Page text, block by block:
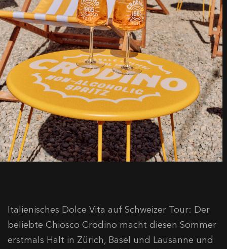
Italienisches Dolce Vita auf Schweizer Tour: Der
beliebte Chiosco Crodino macht diesen Sommer
erstmals Halt in Zürich, Basel und Lausanne und